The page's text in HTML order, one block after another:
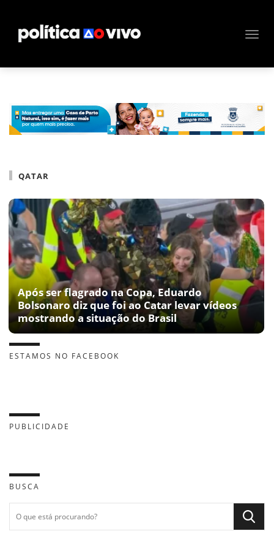
QATAR
Após ser flagrado na Copa, Eduardo
Bolsonaro diz que foi ao Catar levar vídeos
mostrando a situação do Brasil
ESTAMOS NO FACEBOOK
PUBLICIDADE
BUSCA